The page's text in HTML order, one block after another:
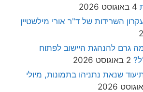
4 באוגוסט 2026
השרידות של ד"ר אורי מילשטיין
גרם להנהגת היישוב לפתוח
2 באוגוסט 2026
שנאת נתניהו בתמונות, מיולי